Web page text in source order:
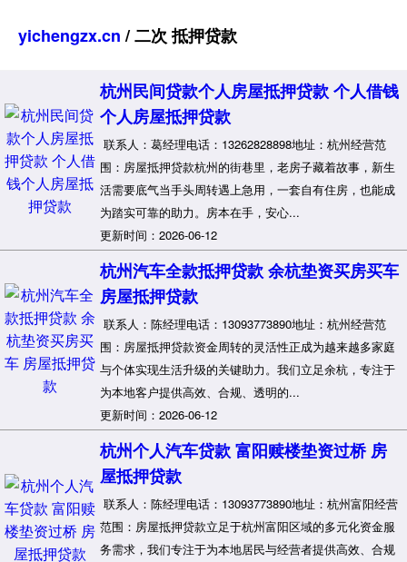
yichengzx.cn / 二次 抵押贷款
杭州民间贷款个人房屋抵押贷款 个人借钱
个人房屋抵押贷款
联系人：葛经理电话：13262828898地址：杭州经营范
围：房屋抵押贷款杭州的街巷里，老房子藏着故事，新生
活需要底气当手头周转遇上急用，一套自有住房，也能成
为踏实可靠的助力。房本在手，安心...
更新时间：2026-06-12
杭州汽车全款抵押贷款 余杭垫资买房买车
房屋抵押贷款
联系人：陈经理电话：13093773890地址：杭州经营范
围：房屋抵押贷款资金周转的灵活性正成为越来越多家庭
与个体实现生活升级的关键助力。我们立足余杭，专注于
为本地客户提供高效、合规、透明的...
更新时间：2026-06-12
杭州个人汽车贷款 富阳赎楼垫资过桥 房
屋抵押贷款
联系人：陈经理电话：13093773890地址：杭州富阳经营
范围：房屋抵押贷款立足于杭州富阳区域的多元化资金服
务需求，我们专注于为本地居民与经营者提供高效、合规